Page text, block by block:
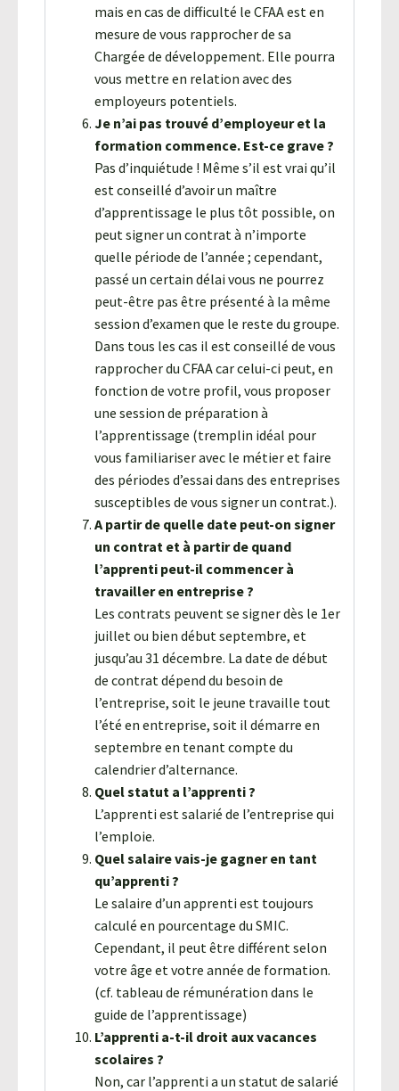
mais en cas de difficulté le CFAA est en
mesure de vous rapprocher de sa
Chargée de développement. Elle pourra
vous mettre en relation avec des
employeurs potentiels.
Je n’ai pas trouvé d’employeur et la
formation commence. Est-ce grave ?
Pas d’inquiétude ! Même s’il est vrai qu’il
est conseillé d’avoir un maître
d’apprentissage le plus tôt possible, on
peut signer un contrat à n’importe
quelle période de l’année ; cependant,
passé un certain délai vous ne pourrez
peut-être pas être présenté à la même
session d’examen que le reste du groupe.
Dans tous les cas il est conseillé de vous
rapprocher du CFAA car celui-ci peut, en
fonction de votre profil, vous proposer
une session de préparation à
l’apprentissage (tremplin idéal pour
vous familiariser avec le métier et faire
des périodes d’essai dans des entreprises
susceptibles de vous signer un contrat.).
A partir de quelle date peut-on signer
un contrat et à partir de quand
l’apprenti peut-il commencer à
travailler en entreprise ?
Les contrats peuvent se signer dès le 1er
juillet ou bien début septembre, et
jusqu’au 31 décembre. La date de début
de contrat dépend du besoin de
l’entreprise, soit le jeune travaille tout
l’été en entreprise, soit il démarre en
septembre en tenant compte du
calendrier d’alternance.
Quel statut a l’apprenti ?
L’apprenti est salarié de l’entreprise qui
l’emploie.
Quel salaire vais-je gagner en tant
qu’apprenti ?
Le salaire d’un apprenti est toujours
calculé en pourcentage du SMIC.
Cependant, il peut être différent selon
votre âge et votre année de formation.
(cf. tableau de rémunération dans le
guide de l’apprentissage)
L’apprenti a-t-il droit aux vacances
scolaires ?
Non, car l’apprenti a un statut de salarié